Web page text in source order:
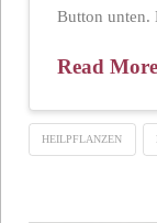
Button unten.
Read More
HEILPFLANZEN